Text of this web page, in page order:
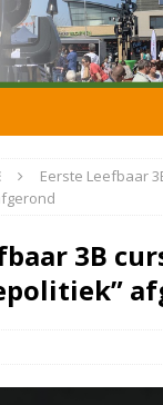
Eerste Leefbaar
3B